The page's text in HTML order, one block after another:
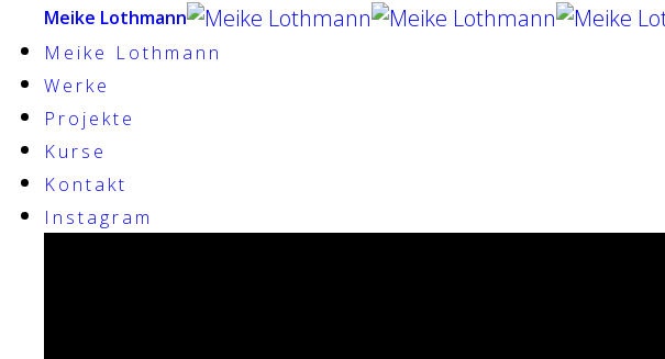
Meike Lothmann
Meike Lothmann
Werke
Projekte
Kurse
Kontakt
Instagram